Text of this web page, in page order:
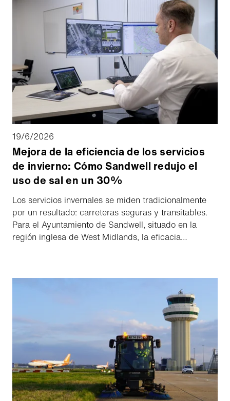
Ibérica, la edición de este año marcó la primera
presentación pública importante de los vehículos
multiuso Ladog en España, un hito clave en el
fortalecimiento del porfolio de la empresa para el
mercado español.
19/6/2026
Mejora de la eficiencia de los servicios
de invierno: Cómo Sandwell redujo el
uso de sal en un 30%
Los servicios invernales se miden tradicionalmente
por un resultado: carreteras seguras y transitables.
Para el Ayuntamiento de Sandwell, situado en la
región inglesa de West Midlands, la eficacia
ayuntamiento se propuso mejorar en la práctica la
gestión de las operaciones de los servicios